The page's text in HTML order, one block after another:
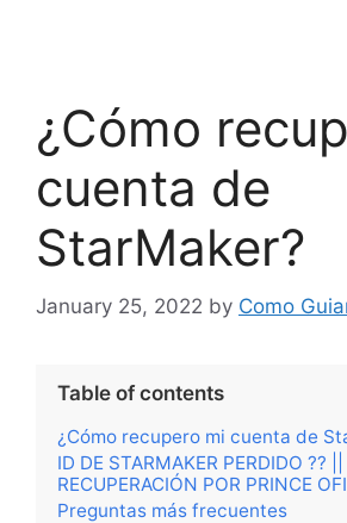
¿Cómo
cuenta de
StarMaker?
January 25, 2022 by Como
Table of contents
¿Cómo recupero mi cuenta de
ID DE STARMAKER PERDIDO ??
RECUPERACIÓN POR PRINCE
Preguntas más frecuentes